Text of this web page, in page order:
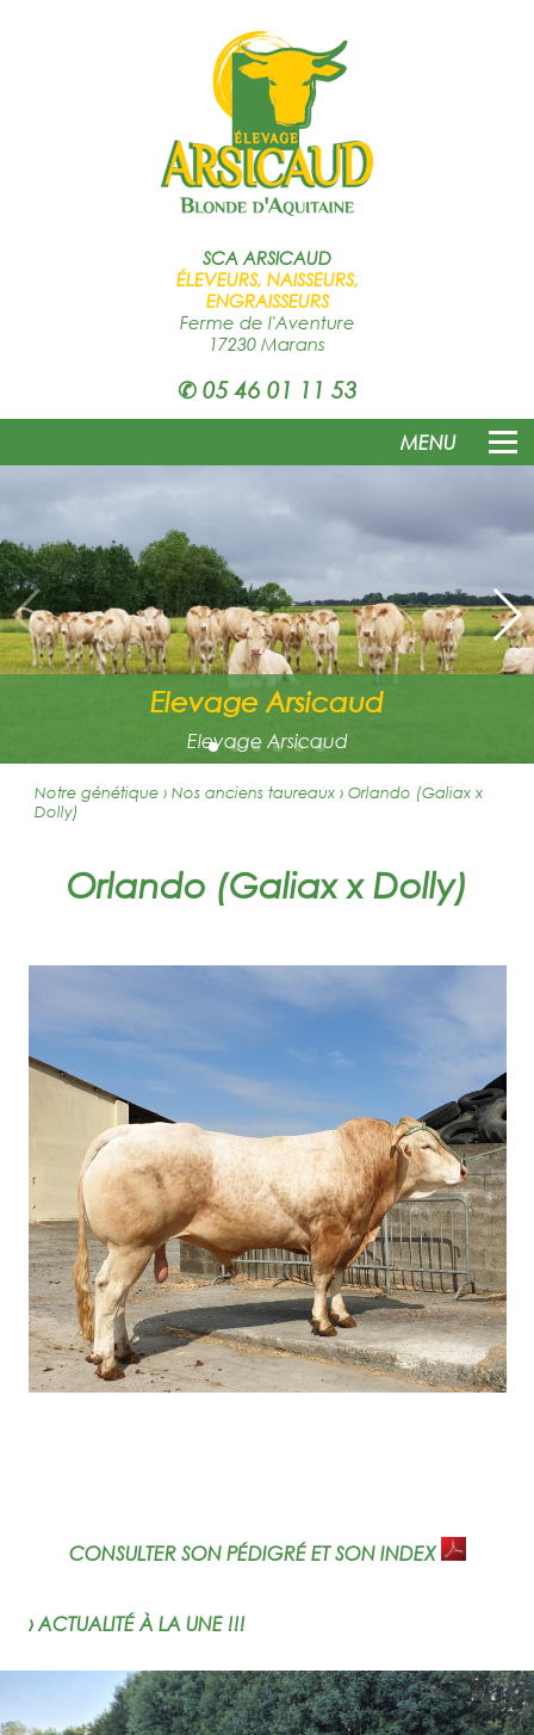
SCA ARSICAUD
ÉLEVEURS, NAISSEURS,
ENGRAISSEURS
Ferme de l'Aventure
17230 Marans
✆ 05 46 01 11 53
MENU
Elevage Arsicaud
Elevage Arsicaud
Notre génétique › Nos anciens taureaux ›Orlando (Galiax x
Dolly)
Orlando (Galiax x Dolly)
CONSULTER SON PÉDIGRÉ ET SON INDEX
› ACTUALITÉ À LA UNE !!!